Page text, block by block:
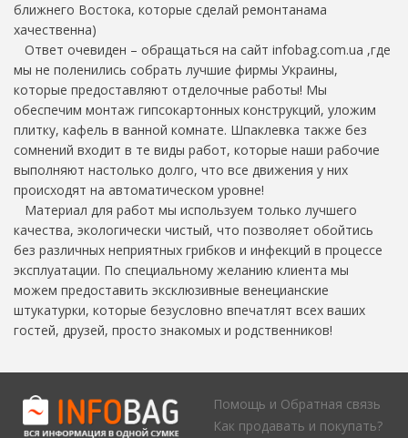
ближнего Востока, которые сделай ремонтанама
хачественна)
Ответ очевиден – обращаться на сайт infobag.com.ua ,где
мы не поленились собрать лучшие фирмы Украины,
которые предоставляют отделочные работы! Мы
обеспечим монтаж гипсокартонных конструкций, уложим
плитку, кафель в ванной комнате. Шпаклевка также без
сомнений входит в те виды работ, которые наши рабочие
выполняют настолько долго, что все движения у них
происходят на автоматическом уровне!
Материал для работ мы используем только лучшего
качества, экологически чистый, что позволяет обойтись
без различных неприятных грибков и инфекций в процессе
эксплуатации. По специальному желанию клиента мы
можем предоставить эксклюзивные венецианские
штукатурки, которые безусловно впечатлят всех ваших
гостей, друзей, просто знакомых и родственников!
Помощь и Обратная связь
Как продавать и покупать?